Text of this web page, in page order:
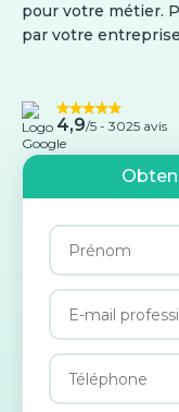
pour votre métier.
par votre
4,9/5 - 3025 avis